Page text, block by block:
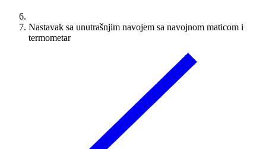
Nastavak sa unutrašnjim navojem sa navojnom maticom i
termometar